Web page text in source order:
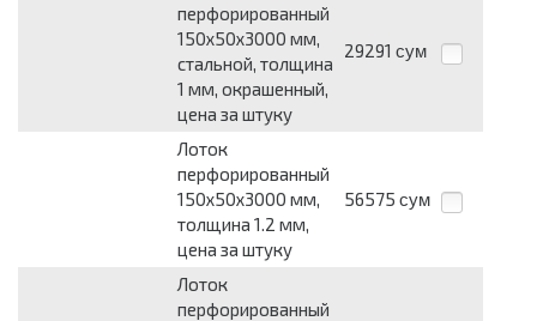
перфорированный
150х50х3000 мм,
стальной, толщина
1 мм, окрашенный,
цена за штуку
29291 сум
Лоток
перфорированный
150х50х3000 мм,
толщина 1.2 мм,
цена за штуку
56575 сум
Лоток
перфорированный